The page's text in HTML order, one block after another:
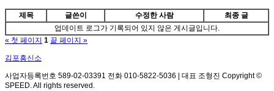
제목 글쓴이 수정한 사람
최종 글
업데이트 로그가 기록되어 있지 않은 게시글입니다.
« 첫 페이지 1 끝 페이지 »
김포흥신소
사업자등록번호 589-02-03391 전화 010-5822-5036 | 대표 조형진 Copyright ©
SPEED. All rights reserved.